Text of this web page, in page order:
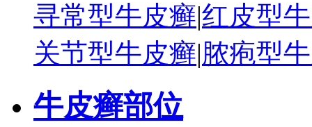
寻常型牛皮癣|红皮型
关节型牛皮癣|脓疱型
牛皮癣部位